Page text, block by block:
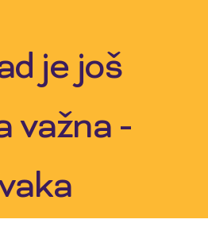
je još
važna -